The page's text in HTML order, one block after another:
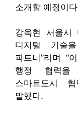
소개할 예정이
강옥현 서울시
디지털 기술
파트너”라며 “
행정 협력을
스마트도시
말했다.